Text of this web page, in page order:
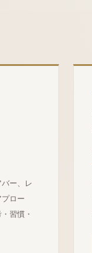
ー、レ
ロー
習慣・